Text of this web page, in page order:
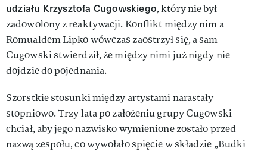
udziału Krzysztofa Cugowskiego, który nie był
zadowolony z reaktywacji. Konflikt między nim a
Romualdem Lipko wówczas zaostrzył się, a sam
Cugowski stwierdził, że między nimi już nigdy nie
dojdzie do pojednania.
Szorstkie stosunki między artystami narastały
stopniowo. Trzy lata po założeniu grupy Cugowski
chciał, aby jego nazwisko wymienione zostało przed
nazwą zespołu, co wywołało spięcie w składzie „Budki